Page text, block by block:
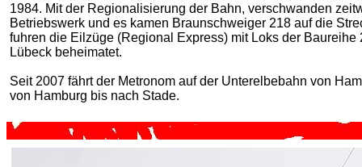
1984. Mit der Regionalisierung der Bahn, verschwanden
Betriebswerk und es kamen Braunschweiger 218 auf die
fuhren die Eilzüge (Regional Express) mit Loks der
Lübeck beheimatet.
Seit 2007 fährt der Metronom auf der Unterelbebahn von
von Hamburg bis nach Stade.